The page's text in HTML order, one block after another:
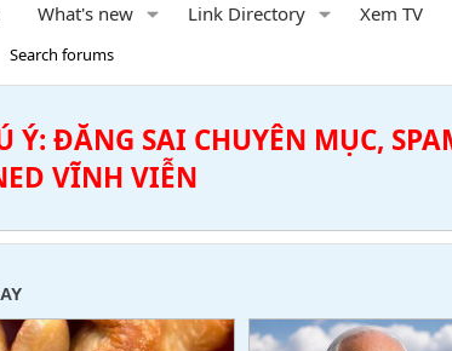
What's new Link Directory Xem TV
Search forums
Ý: ĐĂNG SAI CHUYÊN MỤC,
VĨNH VIỄN